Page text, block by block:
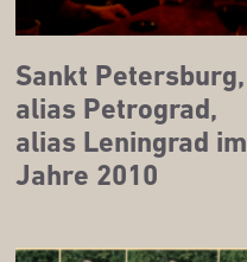
Sankt Peters­burg,
ali­as Petro­grad,
ali­as Lenin­grad im
Jah­re 2010